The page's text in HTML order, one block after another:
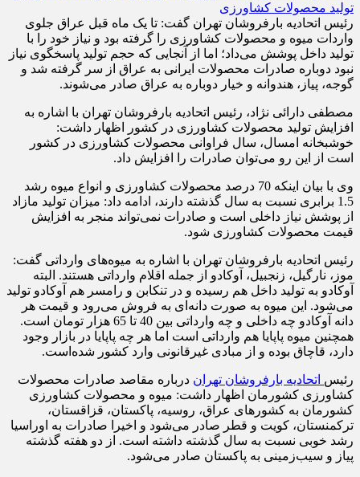
رئیس اتحادیه بارفروشان تهران گفت: تا یک ماه قبل عراق جلوی
واردات میوه و محصولات کشاورزی را گرفته بود و نیاز خود را با
تولید داخل پوشش می‌داد؛ اما از آنجایی که حجم تولید پاسخگوی نیاز
نبود دوباره صادرات محصولات ایرانی به عراق از سر گرفته شد و
گوجه، پیاز، هندوانه و خیار دوباره به عراق صادر می‌شوند.
مصطفی دارائی نژاد، رئیس اتحادیه بارفروشان تهران با اشاره به
افزایش تولید محصولات کشاورزی در کشور اظهار داشت:
خوشبخانه امسال، سال فراوانی محصولات کشاورزی در کشور
است از این رو می‌توان صادرات را افزایش داد.
وی با بیان اینکه 70 درصد محصولات کشاورزی و انواع میوه رشد
1.5 برابری نسبت به سال گذشته دارند، ادامه داد: میزان تولید مازاد
از پوشش نیاز داخلی است و صادرات نمی‌تواند منجر به افزایش
قیمت محصولات کشاورزی شود.
رئیس اتحادیه بارفروشان تهران با اشاره به میوه‌های وارداتی گفت:
موز، نارگیل، زنجبیل، آوکادو از جمله اقلام وارداتی هستند. البته
آوکادو به تولید داخل هم رسیده و در تنکابن و رامسر هم آوکادو تولید
می‌شود. این میوه به صورت دانه‌ای به فروش می‌رود و قیمت هر
دانه آوکادو چه داخلی و چه وارداتی بین 40 تا 65 هزار تومان است.
همچنین میوه پاپایا هم وارداتی است اما هر چه پاپایا در بازار وجود
دارد، قاچاق بوده و از مبادی غیرقانونی وارد کشور شده‌است.
رئیس اتحادیه بارفروشان تهران درباره مقاصد صادرات محصولات
کشاورزی کشورمان اظهار داشت: میوه و محصولات کشاورزی
کشورمان به کشورهای عراق، روسیه، پاکستان، قزاقستان،
ترکمنستان، کویت و قطر صادر می‌شود و اخیرا صادرات به اوراسیا
رشد خوبی نسبت به سال گذشته داشته است. از دو هفته گذشته
پیاز و سیب‌زمینی به پاکستان صادر می‌شود.